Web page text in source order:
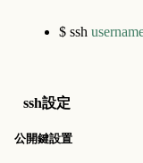
$ ssh
ssh設定
公開鍵設置